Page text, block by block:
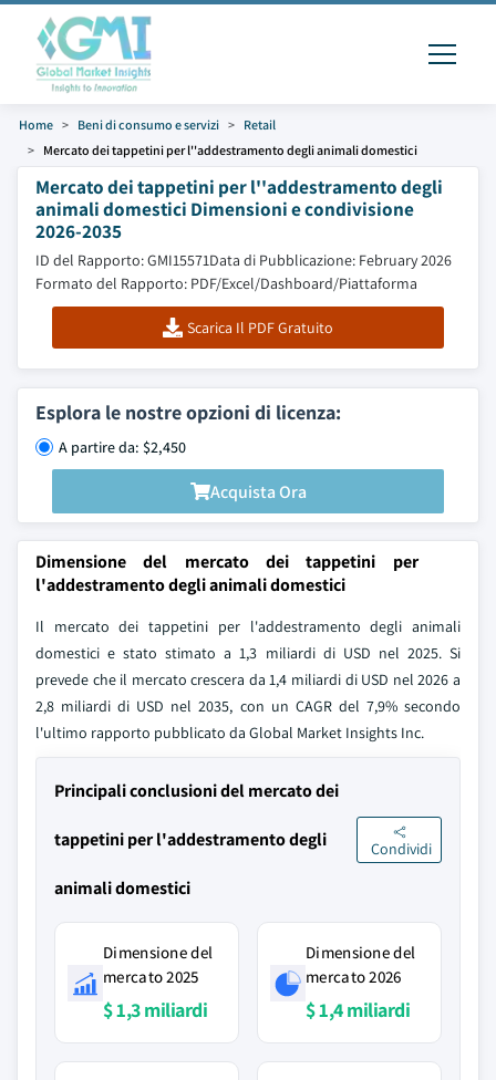
Home Beni di consumo e servizi
Retail
Mercato dei tappetini per l''addestramento degli animali domestici
Mercato dei tappetini per l''addestramento degli
animali domestici Dimensioni e condivisione
2026-2035
ID del Rapporto: GMI15571Data di Pubblicazione: February 2026
Formato del Rapporto: PDF/Excel/Dashboard/Piattaforma
Scarica Il PDF Gratuito
Esplora le nostre opzioni di licenza:
A partire da: $2,450
Acquista Ora
Dimensione del mercato dei tappetini per
l'addestramento degli animali domestici
Il mercato dei tappetini per l'addestramento degli animali
domestici e stato stimato a 1,3 miliardi di USD nel 2025. Si
prevede che il mercato crescera da 1,4 miliardi di USD nel 2026 a
2,8 miliardi di USD nel 2035, con un CAGR del 7,9% secondo
l'ultimo rapporto pubblicato da Global Market Insights Inc.
Principali conclusioni del mercato dei
tappetini per l'addestramento degli
animali domestici
Condividi
Dimensione del
mercato 2025
$ 1,3 miliardi
Dimensione del
mercato 2026
$ 1,4 miliardi